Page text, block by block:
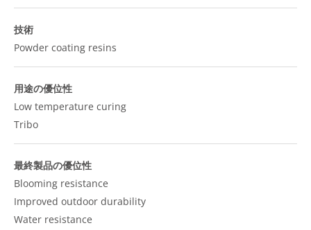
技術
Powder coating resins
用途の優位性
Low temperature curing
Tribo
最終製品の優位性
Blooming resistance
Improved outdoor durability
Water resistance